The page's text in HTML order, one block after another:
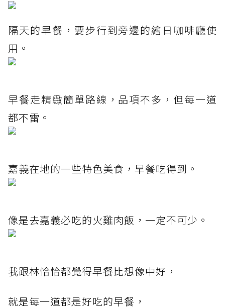
隔天的早餐，要步行到旁邊的繪日咖啡廳使
用。
早餐走精緻簡單路線，品項不多，但每一道
都不雷。
嘉義在地的一些特色美食，早餐吃得到。
像是去嘉義必吃的火雞肉飯，一定不可少。
我跟林恰恰都覺得早餐比想像中好，
就是每一道都是好吃的早餐，